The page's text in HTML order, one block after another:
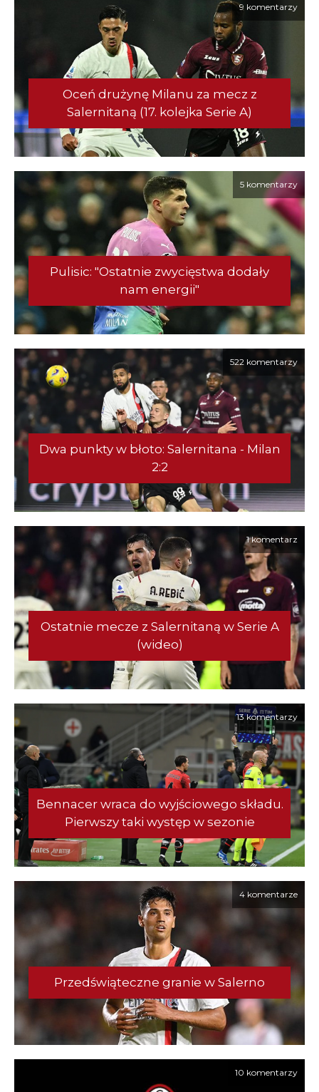
9 komentarzy
Oceń drużynę Milanu za mecz z
Salernitaną (17. kolejka Serie A)
5 komentarzy
Pulisic: "Ostatnie zwycięstwa dodały
nam energii"
522 komentarzy
Dwa punkty w błoto: Salernitana - Milan
2:2
1 komentarz
Ostatnie mecze z Salernitaną w Serie A
(wideo)
13 komentarzy
Bennacer wraca do wyjściowego składu.
Pierwszy taki występ w sezonie
4 komentarze
Przedświąteczne granie w Salerno
10 komentarzy